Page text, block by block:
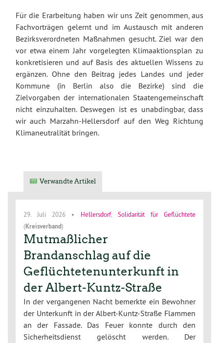
Für die Erarbeitung haben wir uns Zeit genommen, aus
Fachvorträgen gelernt und im Austausch mit anderen
Bezirksverordneten Maßnahmen gesucht. Ziel war den
vor etwa einem Jahr vorgelegten Klimaaktionsplan zu
konkretisieren und auf Basis des aktuellen Wissens zu
ergänzen. Ohne den Beitrag jedes Landes und jeder
Kommune (in Berlin also die Bezirke) sind die
Zielvorgaben der internationalen Staatengemeinschaft
nicht einzuhalten. Deswegen ist es unabdingbar, dass
wir auch Marzahn-Hellersdorf auf den Weg Richtung
Klimaneutralität bringen.
Verwandte Artikel
29. Juli 2026 • Hellersdorf, Solidarität für Geflüchtete
(Kreisverband)
Mutmaßlicher
Brandanschlag auf die
Geflüchtetenunterkunft in
der Albert-Kuntz-Straße
In der vergangenen Nacht bemerkte ein Bewohner
der Unterkunft in der Albert-Kuntz-Straße Flammen
an der Fassade. Das Feuer konnte durch den
Sicherheitsdienst gelöscht werden. Der